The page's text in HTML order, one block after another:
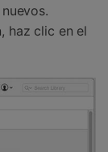
haz clic en el